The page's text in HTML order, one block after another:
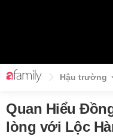
Hậu trường
Quan Hiểu
lòng với Lộc